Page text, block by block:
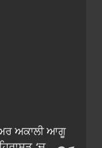
ਅਕਾਲੀ ਆਗੂ